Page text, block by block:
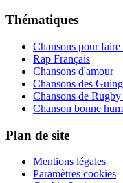
Thématiques
Chansons pour faire
Rap Français
Chansons d'amour
Chansons des
Chansons de
Chanson bonne
Plan de site
Mentions légales
Paramètres cookies